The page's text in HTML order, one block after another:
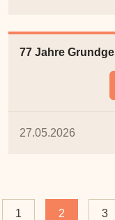
77 Jahre
27.05.2026
1 2 3